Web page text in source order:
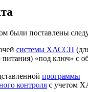
были поставлены
системы ХАССП
питания) «под ключ» с
программы
контроля с учетом